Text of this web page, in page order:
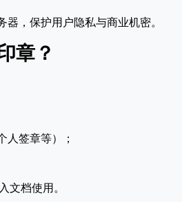
，保护用户隐私与商业机密。
章？
人签章等）；
文档使用。